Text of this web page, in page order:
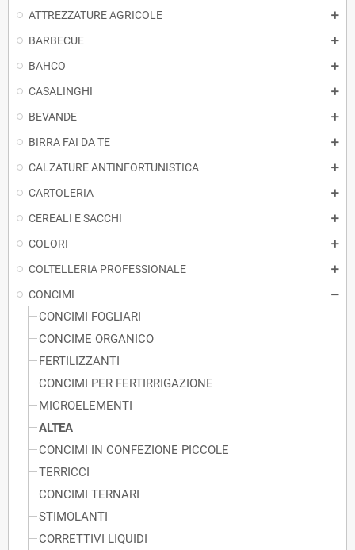
ATTREZZATURE AGRICOLE
BARBECUE
BAHCO
CASALINGHI
BEVANDE
BIRRA FAI DA TE
CALZATURE ANTINFORTUNISTICA
CARTOLERIA
CEREALI E SACCHI
COLORI
COLTELLERIA PROFESSIONALE
CONCIMI
CONCIMI FOGLIARI
CONCIME ORGANICO
FERTILIZZANTI
CONCIMI PER FERTIRRIGAZIONE
MICROELEMENTI
ALTEA
CONCIMI IN CONFEZIONE PICCOLE
TERRICCI
CONCIMI TERNARI
STIMOLANTI
CORRETTIVI LIQUIDI